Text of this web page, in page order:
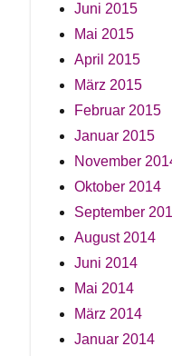
Juni 2015
Mai 2015
April 2015
März 2015
Februar 2015
Januar 2015
November
Oktober 2014
September
August 2014
Juni 2014
Mai 2014
März 2014
Januar 2014